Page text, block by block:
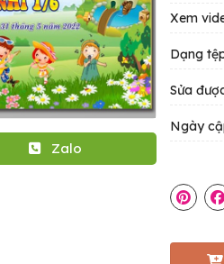
Zalo
Xem
Dạng
Sửa
Ngày